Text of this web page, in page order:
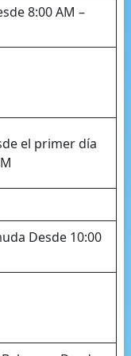
8:00 AM –
el primer día
Desde 10:00